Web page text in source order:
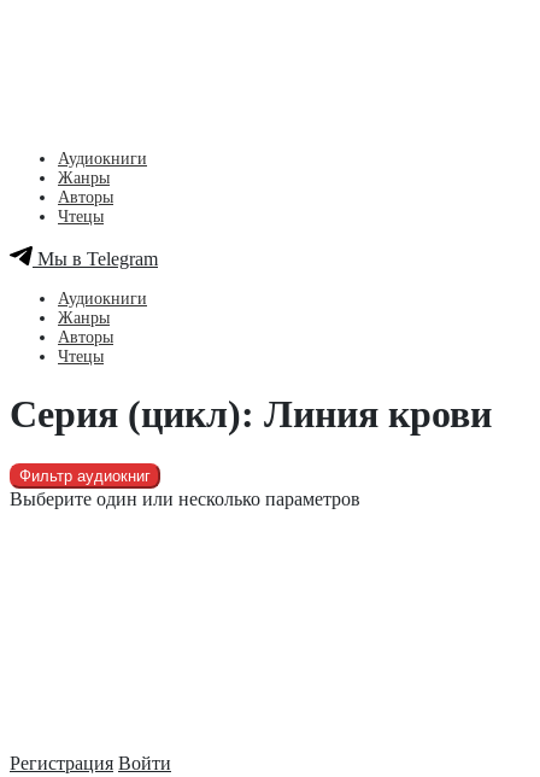
Регистрация Войти
Аудиокниги
Жанры
Авторы
Чтецы
Мы в Telegram
Аудиокниги
Жанры
Авторы
Чтецы
Серия (цикл): Линия крови
Фильтр аудиокниг
Выберите один или несколько параметров